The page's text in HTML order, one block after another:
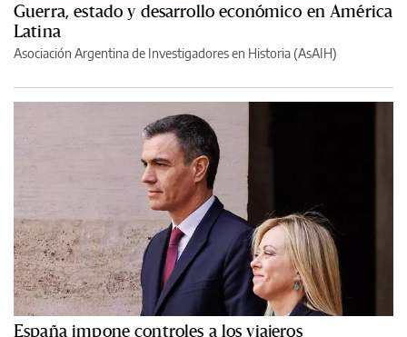
Guerra, estado y desarrollo económico en América
Latina
Asociación Argentina de Investigadores en Historia (AsAIH)
España impone controles a los viajeros